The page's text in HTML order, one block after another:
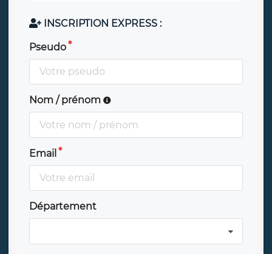
INSCRIPTION EXPRESS :
Pseudo
Nom / prénom
Email
Département